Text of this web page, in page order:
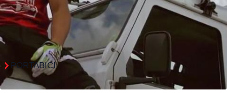
PORTABICI